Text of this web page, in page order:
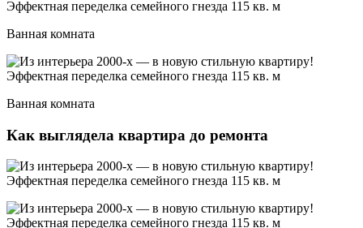
Ванная комната
Ванная комната
Как выглядела квартира до ремонта